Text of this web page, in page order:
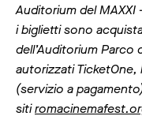
Auditorium del MAXXI
i biglietti sono
dell’Auditorium Parco
autorizzati
(servizio a
siti